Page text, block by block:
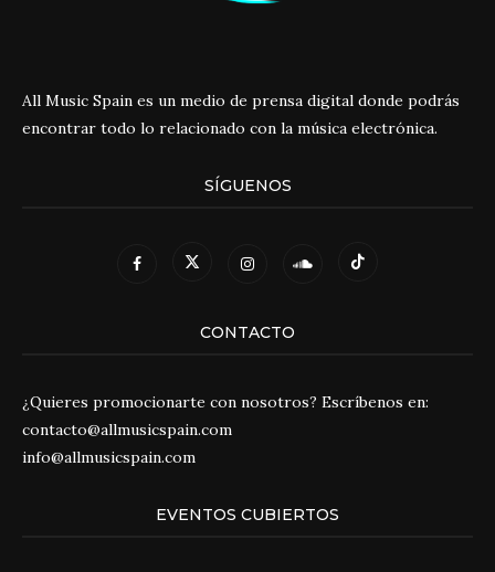
All Music Spain es un medio de prensa digital donde podrás
encontrar todo lo relacionado con la música electrónica.
SÍGUENOS
CONTACTO
¿Quieres promocionarte con nosotros? Escríbenos en:
contacto@allmusicspain.com
info@allmusicspain.com
EVENTOS CUBIERTOS